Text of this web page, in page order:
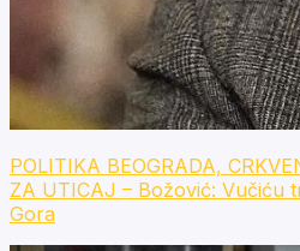
POLITIKA BEOGRADA,
ZA UTICAJ – Božović: Vučiću
Gora